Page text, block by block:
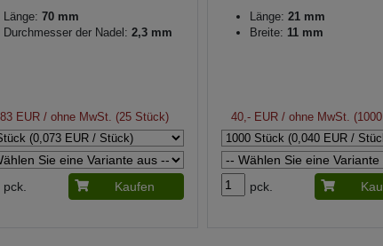
Länge: 70 mm
Durchmesser der Nadel: 2,3 mm
EUR/ ohne MwSt. (25 Stück)
pck. Kaufen
Länge: 21 mm
Breite: 11 mm
40,- EUR / ohne MwSt.
pck.